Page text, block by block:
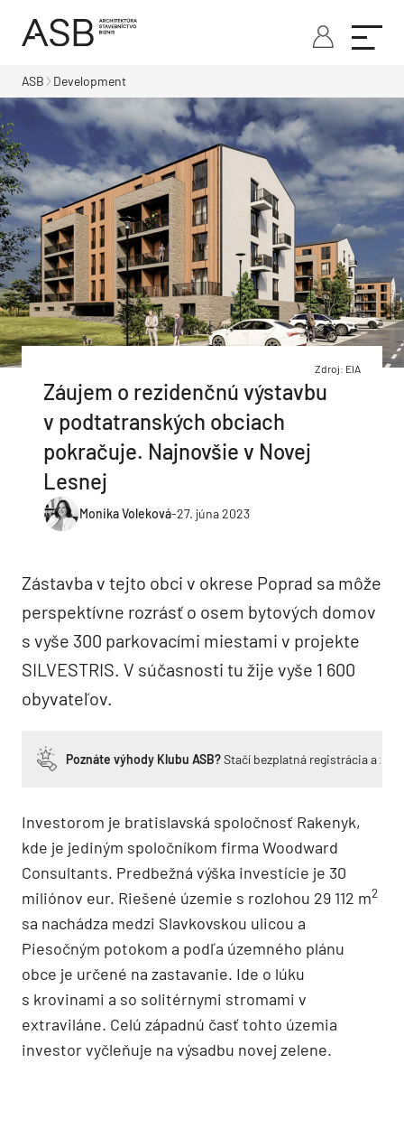
ASB Development
Zdroj: EIA
Záujem o rezidenčnú výstavbu
v podtatranských obciach
pokračuje. Najnovšie v Novej
Lesnej
Monika Voleková-27. júna 2023
Zástavba v tejto obci v okrese Poprad sa môže
perspektívne rozrásť o osem bytových domov
s vyše 300 parkovacími miestami v projekte
SILVESTRIS. V súčasnosti tu žije vyše 1 600
obyvateľov.
Poznáte výhody Klubu ASB?Stačí bezplatná registrácia a
Investorom je bratislavská spoločnosť Rakenyk,
kde je jediným spoločníkom firma Woodward
Consultants. Predbežná výška investície je 30
miliónov eur. Riešené územie s rozlohou 29 112 m2
sa nachádza medzi Slavkovskou ulicou a
Piesočným potokom a podľa územného plánu
obce je určené na zastavanie. Ide o lúku
s krovinami a so solitérnymi stromami v
extraviláne. Celú západnú časť tohto územia
investor vyčleňuje na výsadbu novej zelene.